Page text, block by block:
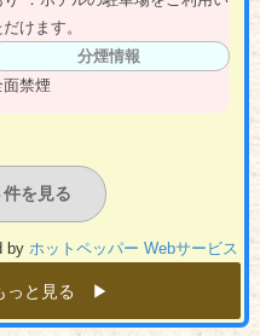
だけます。
分煙情報
面禁煙
を見る
byホットペッパー Webサービス
っと見る ▶︎